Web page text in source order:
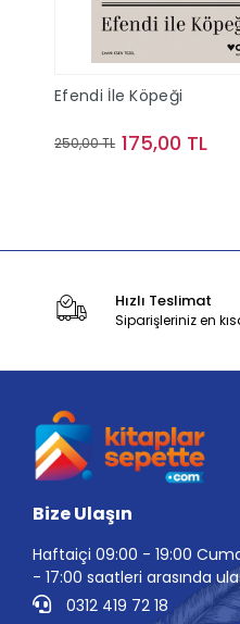
Efendi İle Köpeği
250,00 TL 175,00 TL
Hızlı Teslimat
Siparişleriniz en
Bize Ulaşın
Haftaiçi 09:00 - 19:00
- 17:00 saatleri arasında
0312 419 72 18